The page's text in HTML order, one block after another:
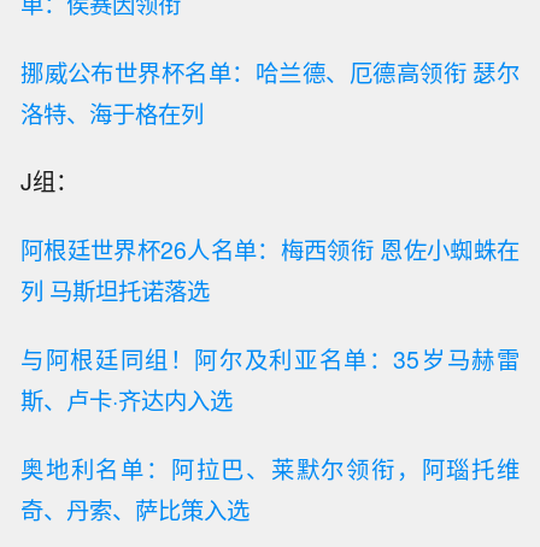
挪威公布世界杯名单：哈兰德、厄德高领衔 瑟尔
洛特、海于格在列
J组：
阿根廷世界杯26人名单：梅西领衔 恩佐小蜘蛛在
列 马斯坦托诺落选
与阿根廷同组！阿尔及利亚名单：35岁马赫雷
斯、卢卡·齐达内入选
奥地利名单：阿拉巴、莱默尔领衔，阿瑙托维
奇、丹索、萨比策入选